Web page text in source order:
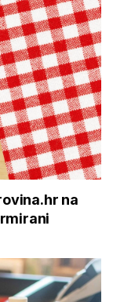
na